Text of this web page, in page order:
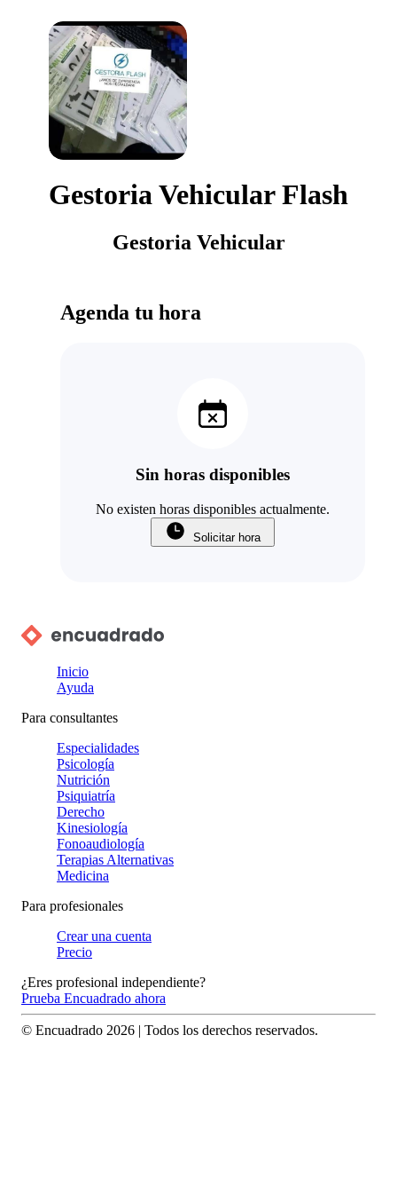
Gestoria Vehicular Flash
Gestoria Vehicular
Agenda tu hora
Sin horas disponibles
No existen horas disponibles actualmente.
Solicitar hora
Inicio
Ayuda
Para consultantes
Especialidades
Psicología
Nutrición
Psiquiatría
Derecho
Kinesiología
Fonoaudiología
Terapias Alternativas
Medicina
Para profesionales
Crear una cuenta
Precio
¿Eres profesional independiente?
Prueba Encuadrado ahora
© Encuadrado 2026 | Todos los derechos reservados.